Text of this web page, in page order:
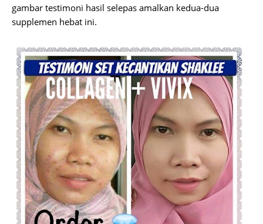
gambar testimoni hasil selepas amalkan kedua-dua
supplemen hebat ini.